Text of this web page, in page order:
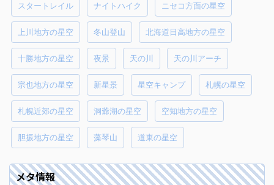
スタートレイル ナイトハイク ニセコ方面の星空
上川地方の星空 冬山登山 北海道日高地方の星空
十勝地方の星空 夜景 天の川 天の川アーチ
宗也地方の星空 新星景 星空キャンプ 札幌の星空
札幌近郊の星空 洞爺湖の星空 空知地方の星空
胆振地方の星空 藻琴山 道東の星空
メタ情報